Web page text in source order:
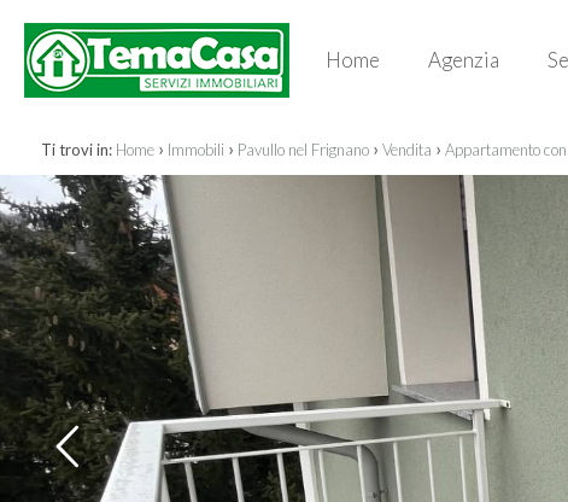
Home Agenzia
Ti trovi in: Home › Immobili › Pavullo nel Frignano › Vendita › Appartamento